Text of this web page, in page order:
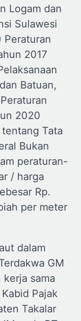
Logam dan
Sulawesi
Peraturan
2017
Batuan,
2020
Tata
Bukan
peraturan-
/ harga
Rp.
per meter
dalam
GM
sama
Pajak
Takalar